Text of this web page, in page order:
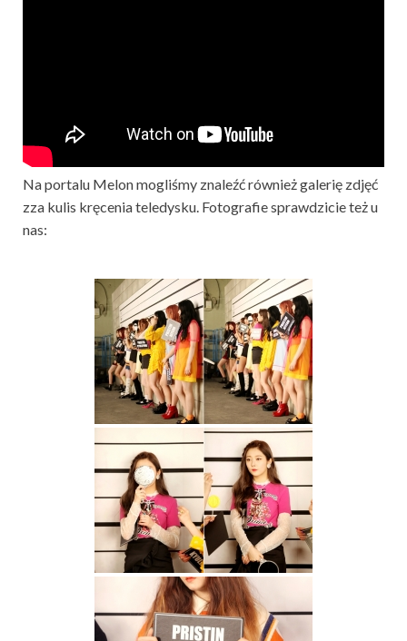
Na portalu Melon mogliśmy znaleźć również galerię zdjęć
zza kulis kręcenia teledysku. Fotografie sprawdzicie też u
nas: